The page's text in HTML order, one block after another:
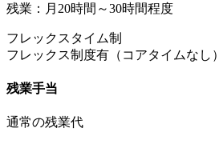
残業：月20時間～30時間程度
フレックスタイム制
フレックス制度有（コアタイムなし）
残業手当
通常の残業代